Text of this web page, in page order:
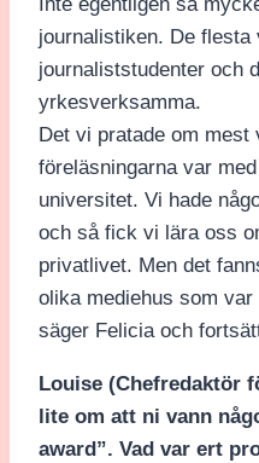
Inte egentligen så
journalistiken. De
journaliststudenter och
yrkesverksamma.
Det vi pratade om
föreläsningarna var
universitet. Vi hade
och så fick vi lära oss
privatlivet. Men det
olika mediehus som
säger Felicia och
Louise (Chefredaktör
lite om att ni vann
award”. Vad var ert